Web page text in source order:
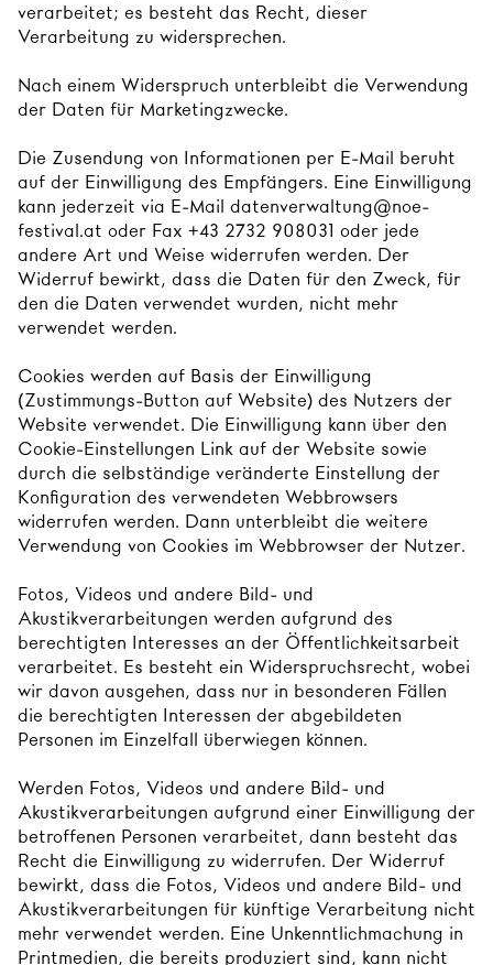
verarbeitet; es besteht das Recht, dieser
Verarbeitung zu widersprechen.
Nach einem Widerspruch unterbleibt die Verwendung
der Daten für Marketingzwecke.
Die Zusendung von Informationen per E-Mail beruht
auf der Einwilligung des Empfängers. Eine Einwilligung
kann jederzeit via E-Mail datenverwaltung@noe-
festival.at oder Fax +43 2732 908031 oder jede
andere Art und Weise widerrufen werden. Der
Widerruf bewirkt, dass die Daten für den Zweck, für
den die Daten verwendet wurden, nicht mehr
verwendet werden.
Cookies werden auf Basis der Einwilligung
(Zustimmungs-Button auf Website) des Nutzers der
Website verwendet. Die Einwilligung kann über den
Cookie-Einstellungen Link auf der Website sowie
durch die selbständige veränderte Einstellung der
Konfiguration des verwendeten Webbrowsers
widerrufen werden. Dann unterbleibt die weitere
Verwendung von Cookies im Webbrowser der Nutzer.
Fotos, Videos und andere Bild- und
Akustikverarbeitungen werden aufgrund des
berechtigten Interesses an der Öffentlichkeitsarbeit
verarbeitet. Es besteht ein Widerspruchsrecht, wobei
wir davon ausgehen, dass nur in besonderen Fällen
die berechtigten Interessen der abgebildeten
Personen im Einzelfall überwiegen können.
Werden Fotos, Videos und andere Bild- und
Akustikverarbeitungen aufgrund einer Einwilligung der
betroffenen Personen verarbeitet, dann besteht das
Recht die Einwilligung zu widerrufen. Der Widerruf
bewirkt, dass die Fotos, Videos und andere Bild- und
Akustikverarbeitungen für künftige Verarbeitung nicht
mehr verwendet werden. Eine Unkenntlichmachung in
Printmedien, die bereits produziert sind, kann nicht